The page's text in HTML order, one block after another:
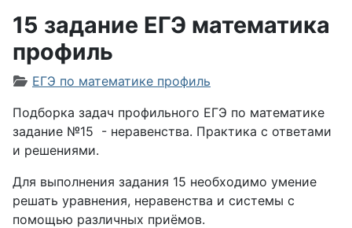
15 задание ЕГЭ математика
профиль
Информация о материале
ЕГЭ по математике профиль
Подборка задач профильного ЕГЭ по математике
задание №15 - неравенства. Практика с ответами
и решениями.
Для выполнения задания 15 необходимо умение
решать уравнения, неравенства и системы с
помощью различных приёмов.